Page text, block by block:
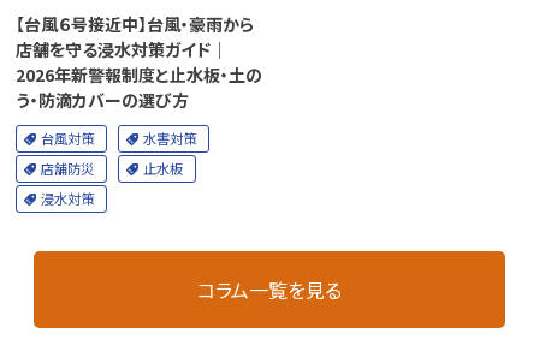
【台風６号接近中】台風・豪雨から
店舗を守る浸水対策ガイド｜
2026年新警報制度と止水板・土の
う・防滴カバーの選び方
台風対策
水害対策
店舗防災
止水板
浸水対策
コラム一覧を見る